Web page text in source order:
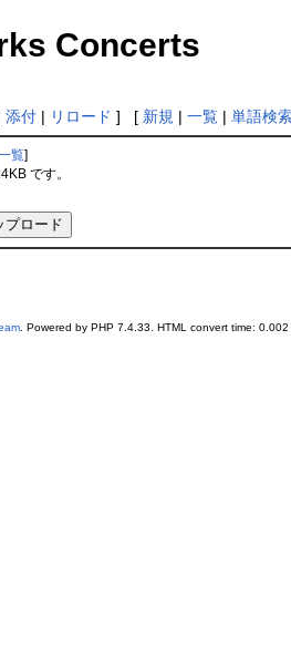
Concerts
添付| リロード ] [ 新規 | 一覧| 単語検
覧
です。
. Powered by PHP 7.4.33. HTML convert time: 0.002